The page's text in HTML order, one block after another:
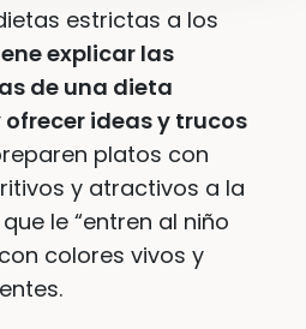
estrictas a los
explicar las
de una dieta
ideas y trucos
platos con
y atractivos a la
le “entren al niño
colores vivos y